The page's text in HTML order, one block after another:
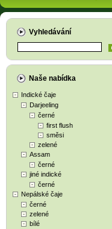
Vyhledávání
Naše nabídka
Indické čaje
Darjeeling
černé
first flush
směsi
zelené
Assam
černé
jiné indické
černé
Nepálské čaje
černé
zelené
bílé